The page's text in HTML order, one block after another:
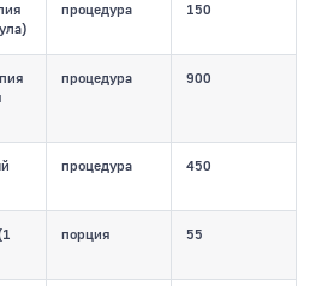
процедура 150
процедура 900
процедура 450
порция 55